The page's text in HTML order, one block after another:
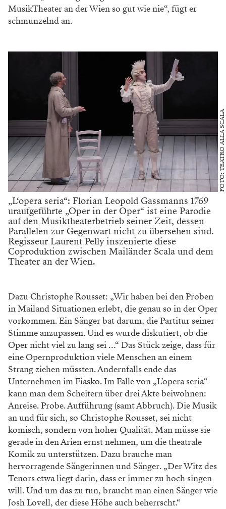
MusikTheater an derWien so gut wie nie“, fügt er
schmunzelnd an.
FOTO: TEATRO ALLA SCALA
„L‘opera seria“: Florian Leopold Gassmanns 1769
uraufgeführte „Oper in der Oper“ ist eine Parodie
auf den Musiktheaterbetrieb seiner Zeit, dessen
Parallelen zur Gegenwart nicht zu übersehen sind.
Regisseur Laurent Pelly inszenierte diese
Coproduktion zwischen Mailänder Scala und dem
Theater an der Wien.
Dazu Christophe Rousset: „Wir haben beiden Proben
in Mailand Situationen erlebt, diegenau so in der Oper
vorkommen. Ein Sänger batdarum, die Partitur seiner
Stimme anzupassen.Und es wurde diskutiert, ob die
Oper nicht vielzu lang sei …“ Das Stück zeige, dass für
eineOpernproduktion viele Menschen an einem
Strang ziehen müssten. Andernfalls ende das
Unternehmen im Fiasko. Im Falle von „L’opera seria“
kann man dem Scheitern über drei Aktebeiwohnen:
Anreise. Probe. Aufführung (samtAbbruch).Die Musik
an und für sich, so Christophe Rousset, sei nicht
komisch, sondern vonhoher Qualität. Man müsse sie
gerade in denArien ernst nehmen, um die theatrale
Komikzu unterstützen. Dazu brauche man
hervorragende Sängerinnen und Sänger. „Der Witz des
Tenors etwa liegt darin, dass er immer zu hoch singen
will. Und um das zu tun, braucht maneinen Sänger wie
Josh Lovell, der diese Höheauch beherrscht.“